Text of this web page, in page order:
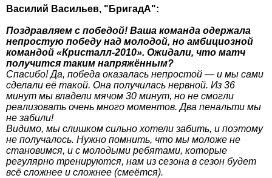
Василий Васильев, "БригадА":
Поздравляем с победой! Ваша команда одержала
непростую победу над молодой, но амбициозной
командой «Кристалл-2010». Ожидали, что матч
получится таким напряжённым?
Спасибо! Да, победа оказалась непростой — и мы сами
сделали её такой. Она получилась нервной. Из 36
минут мы владели мячом 30 минут, но не смогли
реализовать очень много моментов. Два пенальти мы
не забили!
Видимо, мы слишком сильно хотели забить, и поэтому
не получалось. Нужно помнить, что мы моложе не
становимся, и с молодыми ребятами, которые
регулярно тренируются, нам из сезона в сезон будет
всё сложнее и сложнее (смеётся).